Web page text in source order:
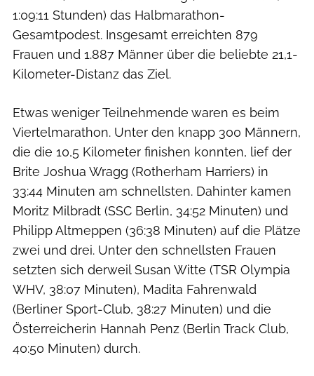
1:09:11 Stunden) das Halbmarathon-
Gesamtpodest. Insgesamt erreichten 879
Frauen und 1.887 Männer über die beliebte 21,1-
Kilometer-Distanz das Ziel.
Etwas weniger Teilnehmende waren es beim
Viertelmarathon. Unter den knapp 300 Männern,
die die 10,5 Kilometer finishen konnten, lief der
Brite Joshua Wragg (Rotherham Harriers) in
33:44 Minuten am schnellsten. Dahinter kamen
Moritz Milbradt (SSC Berlin, 34:52 Minuten) und
Philipp Altmeppen (36:38 Minuten) auf die Plätze
zwei und drei. Unter den schnellsten Frauen
setzten sich derweil Susan Witte (TSR Olympia
WHV, 38:07 Minuten), Madita Fahrenwald
(Berliner Sport-Club, 38:27 Minuten) und die
Österreicherin Hannah Penz (Berlin Track Club,
40:50 Minuten) durch.